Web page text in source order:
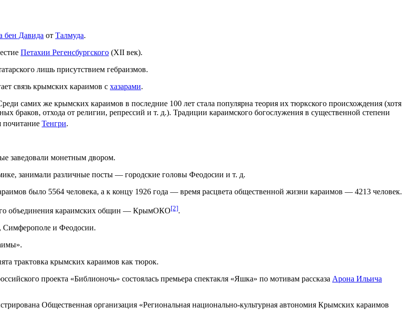
бен Давида от Талмуда.
Петахии Регенсбургского (XII век).
лишь присутствием гебраизмов.
связь крымских караимов с хазарами.
самих же крымских караимов в последние 100 лет стала популярна теория их тюркского происхождения (хотя
браков, отхода от религии, репрессий и т. д.). Традиции караимского богослужения в существенной степени
почитание Тенгри.
заведовали монетным двором.
занимали различные посты — городские головы Феодосии и т. д.
было 5564 человека, а к концу 1926 года — время расцвета общественной жизни караимов — 4213 человек.
объединения караимских общин — КрымОКО[2].
Симферополе и Феодосии.
трактовка крымских караимов как тюрок.
проекта «Библионочь» состоялась премьера спектакля «Яшка» по мотивам рассказа Арона Ильича
Общественная организация «Региональная национально-культурная автономия Крымских караимов